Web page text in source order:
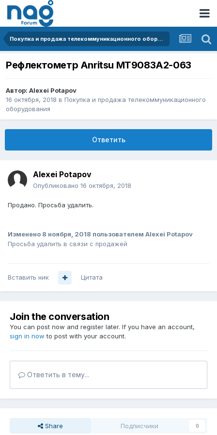
Покупка и продажа телекоммуникационного оборудования
Рефлектометр Anritsu MT9083A2-063
Автор: Alexei Potapov
16 октября, 2018 в Покупка и продажа телекоммуникационного
оборудования
Ответить
Alexei Potapov
Опубликовано 16 октября, 2018
Продано. Просьба удалить.
Изменено 8 ноября, 2018 пользователем Alexei Potapov
Просьба удалить в связи с продажей
Вставить ник Цитата
Join the conversation
You can post now and register later. If you have an account,
sign in now to post with your account.
Ответить в тему...
Share Подписчики 0